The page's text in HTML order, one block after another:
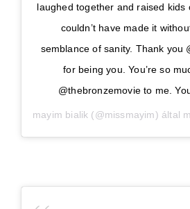
laughed together and raised kids
couldn’t have made it
semblance of sanity. Thank you
for being you. You’re so
@thebronzemovie to me.
mayim bialik (@missmayim) által